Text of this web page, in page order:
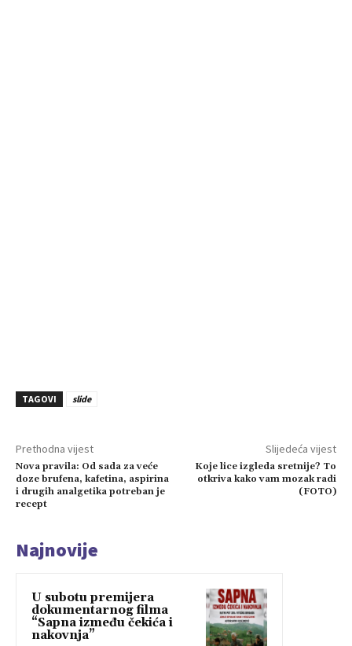
TAGOVI slide
Prethodna vijest
Nova pravila: Od sada za veće
doze brufena, kafetina, aspirina
i drugih analgetika potreban je
recept
Slijedeća vijest
Koje lice izgleda sretnije? To
otkriva kako vam mozak radi
(FOTO)
Najnovije
U subotu premijera
dokumentarnog filma
“Sapna između čekića i
nakovnja”